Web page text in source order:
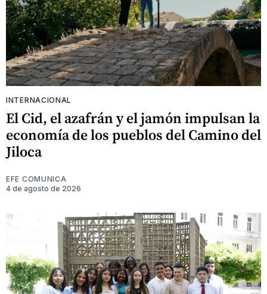
INTERNACIONAL
El Cid, el azafrán y el jamón impulsan la
economía de los pueblos del Camino del
Jiloca
EFE COMUNICA
4 de agosto de 2026